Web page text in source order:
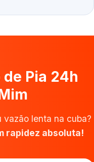
Pia 24h
lenta na cuba?
rapidez absoluta!